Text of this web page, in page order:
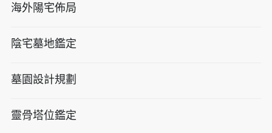
海外陽宅佈局
陰宅墓地鑑定
墓園設計規劃
靈骨塔位鑑定